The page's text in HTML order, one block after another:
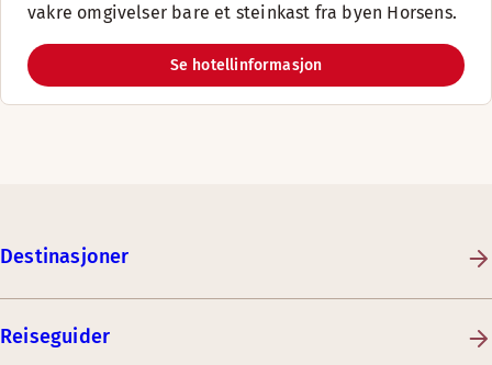
vakre omgivelser bare et steinkast fra byen Horsens.
Se hotellinformasjon
Destinasjoner
Reiseguider